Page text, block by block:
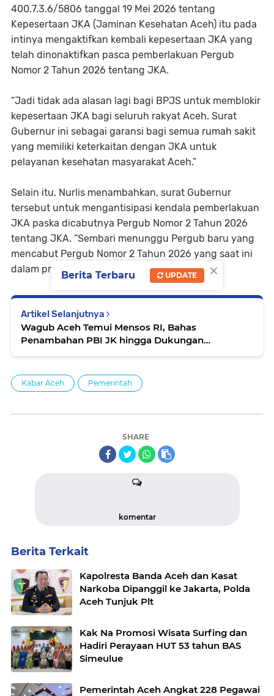
400.7.3.6/5806 tanggal 19 Mei 2026 tentang
Kepesertaan JKA (Jaminan Kesehatan Aceh) itu pada
intinya mengaktifkan kembali kepesertaan JKA yang
telah dinonaktifkan pasca pemberlakuan Pergub
Nomor 2 Tahun 2026 tentang JKA.
“Jadi tidak ada alasan lagi bagi BPJS untuk memblokir
kepesertaan JKA bagi seluruh rakyat Aceh. Surat
Gubernur ini sebagai garansi bagi semua rumah sakit
yang memiliki keterkaitan dengan JKA untuk
pelayanan kesehatan masyarakat Aceh.”
Selain itu, Nurlis menambahkan, surat Gubernur
tersebut untuk mengantisipasi kendala pemberlakuan
JKA paska dicabutnya Pergub Nomor 2 Tahun 2026
tentang JKA. “Sembari menunggu Pergub baru yang
mencabut Pergub Nomor 2 Tahun 2026 yang saat ini
dalam proses,” kata Nurlis.[]
Artikel Selanjutnya
Wagub Aceh Temui Mensos RI, Bahas
Penambahan PBI JK hingga Dukungan
Kabar Aceh Pemerintah
SHARE
komentar
Berita Terkait
Kapolresta Banda Aceh dan Kasat
Narkoba Dipanggil ke Jakarta, Polda
Aceh Tunjuk Plt
Kak Na Promosi Wisata Surfing dan
Hadiri Perayaan HUT 53 tahun BAS
Simeulue
Pemerintah Aceh Angkat 228 Pegawai
×
Berita Terbaru UPDATE